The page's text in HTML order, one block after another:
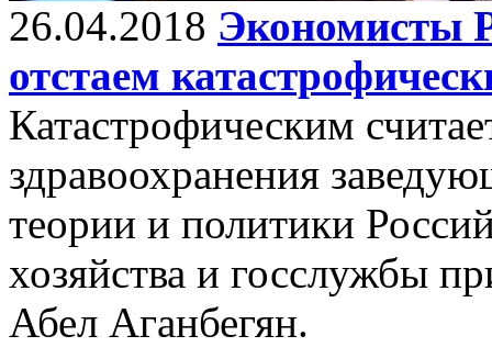
26.04.2018 Экономисты
отстаем
Катастрофическим
здравоохранения
теории и политики
хозяйства и госслужбы
Абел Аганбегян.